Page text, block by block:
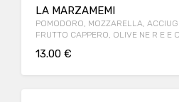
LA MARZAMEMI
POMODORO, MOZZARELLA,
FRUTTO CAPPERO, OLIVE NE R E E
13.00 €